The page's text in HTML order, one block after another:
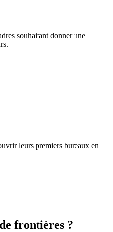
souhaitant donner une
leurs premiers bureaux en
frontières ?